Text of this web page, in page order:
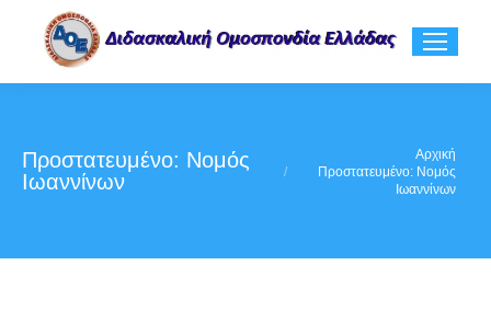
Πρoστατευμένο: Νομός
Ιωαννίνων
Αρχική
Πρoστατευμένο: Νομός
Ιωαννίνων